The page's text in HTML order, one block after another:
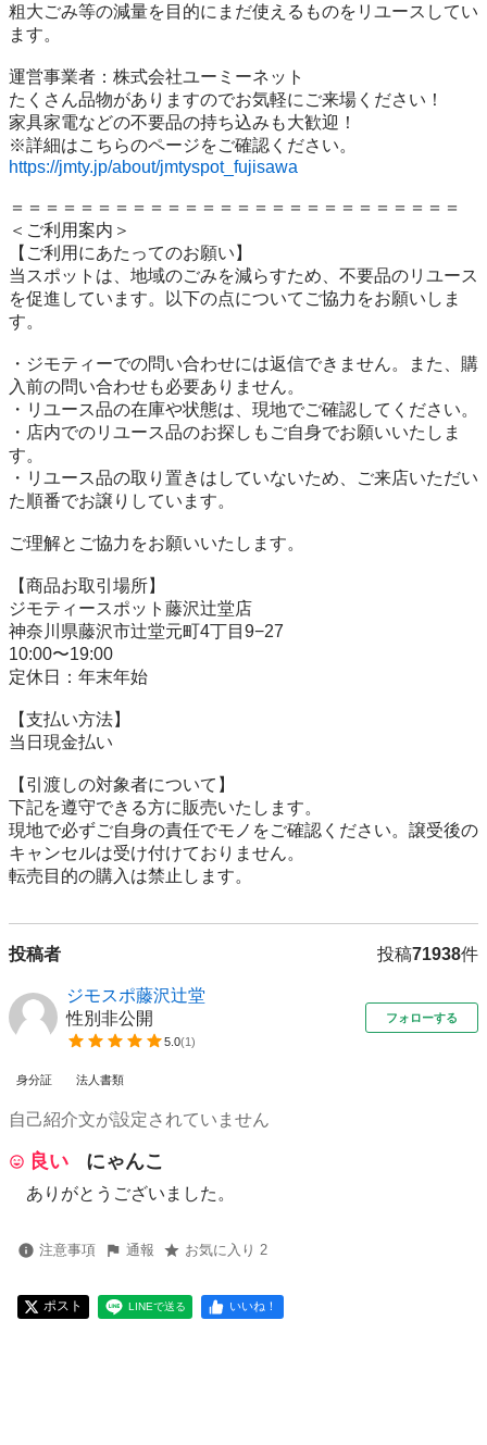
粗⼤ごみ等の減量を⽬的にまだ使えるものをリユースしてい
ます。
運営事業者：株式会社ユーミーネット
たくさん品物がありますのでお気軽にご来場ください！
家具家電などの不要品の持ち込みも大歓迎！
https://jmty.jp/about/jmtyspot_fujisawa
＝＝＝＝＝＝＝＝＝＝＝＝＝＝＝＝＝＝＝＝＝＝＝＝＝＝
＜ご利用案内＞
【ご利用にあたってのお願い】
当スポットは、地域のごみを減らすため、不要品のリユース
を促進しています。以下の点についてご協力をお願いしま
す。
・ジモティーでの問い合わせには返信できません。また、購
入前の問い合わせも必要ありません。
・リユース品の在庫や状態は、現地でご確認してください。
・店内でのリユース品のお探しもご自身でお願いいたしま
す。
・リユース品の取り置きはしていないため、ご来店いただい
た順番でお譲りしています。
ご理解とご協力をお願いいたします。
【商品お取引場所】
ジモティースポット藤沢辻堂店
神奈川県藤沢市辻堂元町4丁目9−27
10:00〜19:00
定休日：年末年始
【⽀払い⽅法】
当日現金払い
【引渡しの対象者について】
下記を遵守できる⽅に販売いたします。
現地で必ずご⾃⾝の責任でモノをご確認ください。譲受後の
キャンセルは受け付けておりません。
転売⽬的の購⼊は禁⽌します。
投稿者 投稿71938件
ジモスポ藤沢辻堂
性別非公開
5.0(1)
フォローする
身分証 法人書類
自己紹介文が設定されていません
良い にゃんこ
ありがとうございました。
注意事項 通報 お気に入り 2
ポスト LINEで送る いいね！